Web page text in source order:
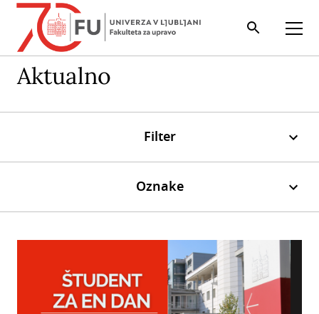
Iskalnik Odpri
Aktualno
Filter
Oznake